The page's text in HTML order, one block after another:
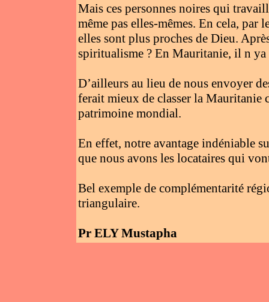
Mais ces personnes noires qui
même pas elles-mêmes. En cela, par
elles sont plus proches de Dieu.
spiritualisme ? En Mauritanie, il n ya
D’ailleurs au lieu de nous envoyer
ferait mieux de classer la Mauritanie
patrimoine mondial.
En effet, notre avantage indéniable
que nous avons les locataires qui
Bel exemple de complémentarité
triangulaire.
Pr ELY Mustapha